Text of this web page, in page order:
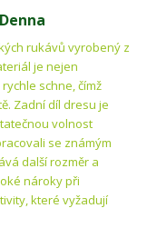
rukávů vyrobený z
je nejen
schne, čímž
Zadní díl dresu je
volnost
se známým
další rozměr a
nároky při
které vyžadují